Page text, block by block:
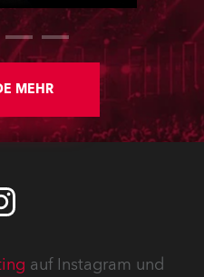
MEHR
auf Instagram und